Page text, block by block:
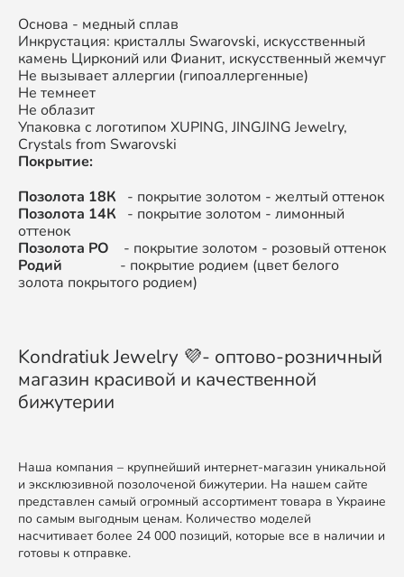
Основа - медный сплав
Инкрустация: кристаллы Swarovski, искусственный
камень Цирконий или Фианит, искусственный жемчуг
Не вызывает аллергии (гипоаллергенные)
Не темнеет
Не облазит
Упаковка с логотипом XUPING, JINGJING Jewelry,
Crystals from Swarovski
Покрытие:
Позолота 18К - покрытие золотом - желтый оттенок
Позолота 14К - покрытие золотом - лимонный
оттенок
Позолота РО
- покрытие золотом - розовый оттенок
Родий - покрытие родием (цвет белого
золота покрытого родием)
Kondratiuk Jewelry 💜- оптово-розничный
магазин красивой и качественной
бижутерии
Наша компания – крупнейший интернет-магазин уникальной
и эксклюзивной позолоченой бижутерии. На нашем сайте
представлен самый огромный ассортимент товара в Украине
по самым выгодным ценам. Количество моделей
насчитивает более 24 000 позиций, которые все в наличии и
готовы к отправке.